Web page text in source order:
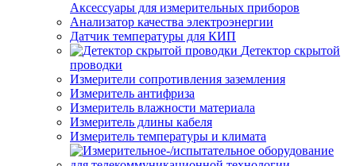
Аксессуары для измерительных приборов
Анализатор качества электроэнергии
Датчик температуры для КИП
Детектор скрытой
проводки
Измерители сопротивления заземления
Измеритель антифриза
Измеритель влажности материала
Измеритель длины кабеля
Измеритель температуры и климата